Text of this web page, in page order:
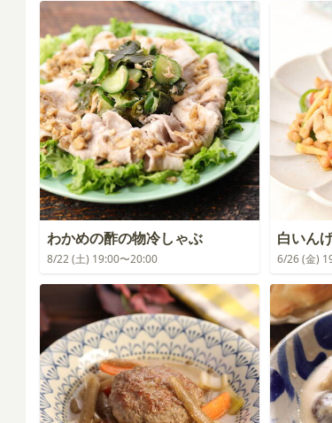
わかめの酢の物冷しゃぶ
8/22 (土) 19:00〜20:00
白いん
6/26 (金)